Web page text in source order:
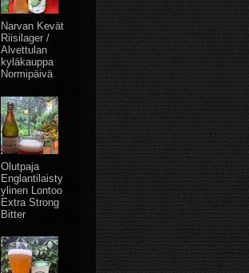
Narvan Kevät
Riisilager /
Alvettulan
kyläkauppa
Normipäivä
Olutpaja
Englantilaisty
ylinen Lontoo
Extra Strong
Bitter